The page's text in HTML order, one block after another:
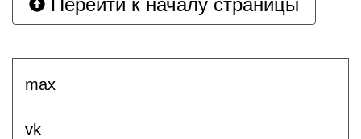
Перейти к началу страницы
max
vk